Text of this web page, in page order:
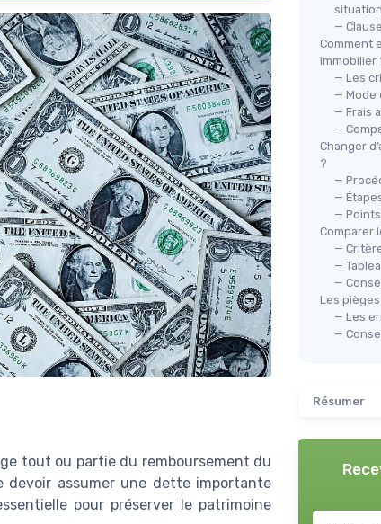
tout ou partie du remboursement du
devoir assumer une dette importante
pour préserver le patrimoine
situation
—
Comment
immobilier
— Les
— Mode
— Frais
—
Changer
?
—
—
—
Comparer
—
—
—
Les
— Les
—
Résumer